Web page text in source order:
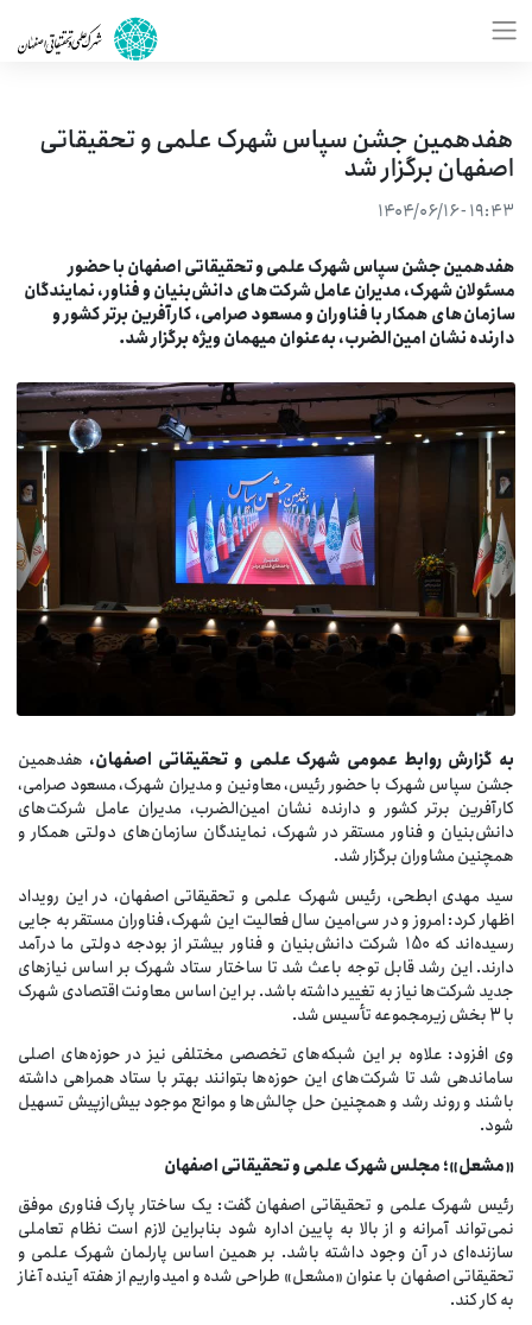
هفدهمین جشن سپاس شهرک علمی و تحقیقاتی
اصفهان برگزار شد
۱۹:۴۳ - ۱۴۰۴/۰۶/۱۶
جشن سپاس شهرک علمی و تحقیقاتی اصفهان با حضور
شهرک، مدیران عامل شرکت‌های دانش‌بنیان و فناور، نمایندگان
همکار با فناوران و مسعود صرامی، کارآفرین برتر کشور و
نشان امین‌الضرب، به‌عنوان میهمان ویژه برگزار شد.
به گزارش روابط عمومی شهرک علمی و تحقیقاتی اصفهان،هفدهمین
جشن سپاس شهرک با حضور رئیس، معاونین و مدیران شهرک، مسعود صرامی،
کارآفرین برتر کشور و دارنده نشان امین‌الضرب، مدیران عامل شرکت‌های
دانش‌بنیان و فناور مستقر در شهرک، نمایندگان سازمان‌های دولتی همکار و
همچنین مشاوران برگزار شد.
سید مهدی ابطحی، رئیس شهرک علمی و تحقیقاتی اصفهان، در این رویداد
اظهار کرد: امروز و در سی‌امین سال فعالیت این شهرک، فناوران مستقر به جایی
رسیده‌اند که 150 شرکت دانش‌بنیان و فناور بیشتر از بودجه دولتی ما درآمد
دارند. این رشد قابل توجه باعث شد تا ساختار ستاد شهرک بر اساس نیازهای
جدید شرکت‌ها نیاز به تغییر داشته باشد. بر این اساس معاونت اقتصادی شهرک
وی افزود: علاوه بر این شبکه‌های تخصصی مختلفی نیز در حوزه‌های اصلی
ساماندهی شد تا شرکت‌های این حوزه‌ها بتوانند بهتر با ستاد همراهی داشته
باشند و روند رشد و همچنین حل چالش‌ها و موانع موجود بیش‌ازپیش تسهیل
شود.
«مشعل»؛ مجلس شهرک علمی و تحقیقاتی اصفهان
رئیس شهرک علمی و تحقیقاتی اصفهان گفت: یک ساختار پارک فناوری موفق
نمی‌تواند آمرانه و از بالا به پایین اداره شود بنابراین لازم است نظام تعاملی
سازنده‌ای در آن وجود داشته باشد. بر همین اساس پارلمان شهرک علمی و
تحقیقاتی اصفهان با عنوان «مشعل» طراحی شده و امیدواریم از هفته آینده آغاز
به کار کند.